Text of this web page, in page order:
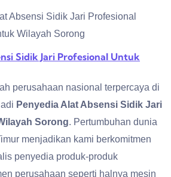
Sidik Jari Profesional Untuk
perusahaan nasional terpercaya di
Penyedia Alat Absensi Sidik Jari
Sorong. Pertumbuhan dunia
menjadikan kami berkomitmen
penyedia produk-produk
perusahaan seperti halnya mesin